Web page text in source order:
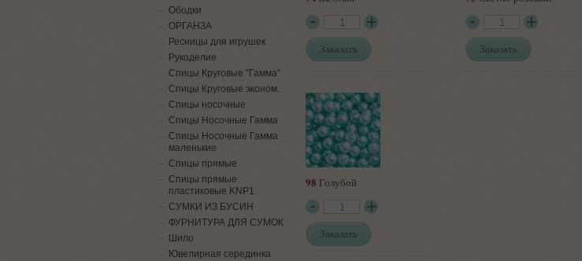
Заказать Заказать
98 Голубой
Заказать
Ободки
ОРГАНЗА
Ресницы для игрушек
Рукоделие
Спицы Круговые "Гамма"
Спицы Круговые эконом.
Спицы носочные
Спицы Носочные Гамма
Спицы Носочные Гамма
маленькие
Спицы прямые
Спицы прямые
пластиковые KNP1
СУМКИ ИЗ БУСИН
ФУРНИТУРА ДЛЯ СУМОК
Шило
Ювелирная серединка